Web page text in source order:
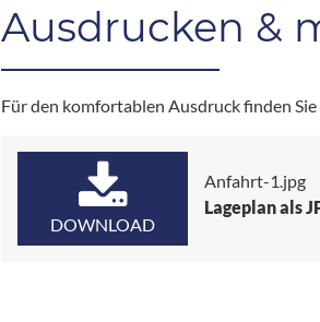
Ausdrucken &
Für den komfortablen Ausdruck finden
DOWNLOAD
Anfahrt-1.jpg
Lageplan als